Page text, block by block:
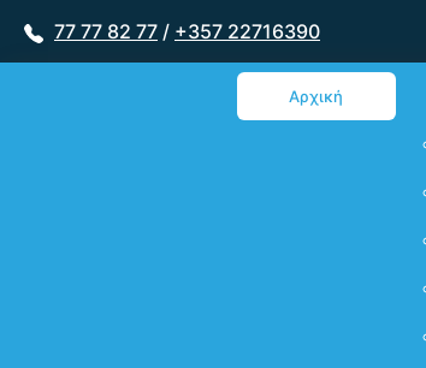
77 77 82 77 / +357 22716390
Αρχική